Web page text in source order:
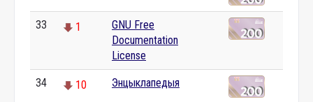
33 1
GNU Free
Documentation
License
34 10 Энцыклапедыя